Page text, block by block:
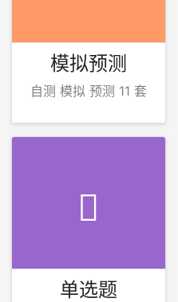
模拟预测
自测 模拟 预测 11 套
单选题